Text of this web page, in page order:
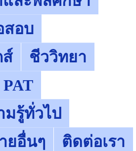
สอบ
ชีววิทยา
PAT
มรู้ทั่วไป
ยอื่นๆ
ติดต่อเรา